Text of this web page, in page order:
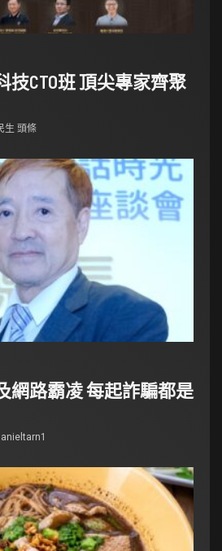
技CTO班 頂尖專家齊聚
生 頭條
網路霸凌 每起詐騙都是